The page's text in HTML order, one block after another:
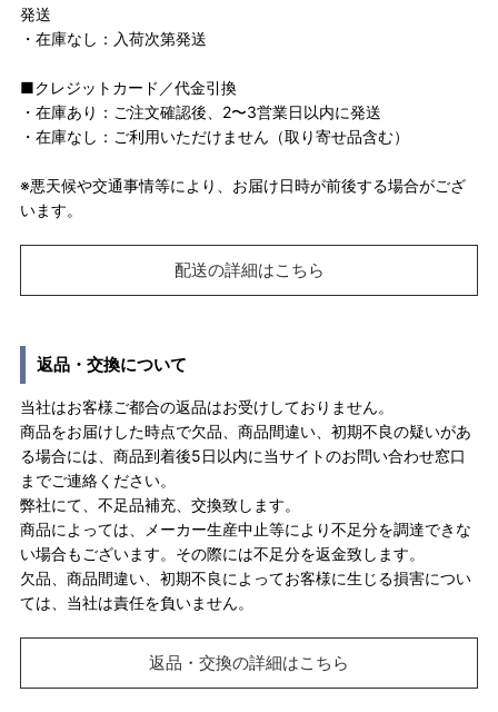
発送
・在庫なし：入荷次第発送
■クレジットカード／代金引換
・在庫あり：ご注文確認後、2〜3営業日以内に発送
・在庫なし：ご利用いただけません（取り寄せ品含む）
※悪天候や交通事情等により、お届け日時が前後する場合がござ
います。
配送の詳細はこちら
返品・交換について
当社はお客様ご都合の返品はお受けしておりません。
商品をお届けした時点で欠品、商品間違い、初期不良の疑いがあ
る場合には、商品到着後5日以内に当サイトのお問い合わせ窓口
までご連絡ください。
弊社にて、不足品補充、交換致します。
商品によっては、メーカー生産中止等により不足分を調達できな
い場合もございます。その際には不足分を返金致します。
欠品、商品間違い、初期不良によってお客様に生じる損害につい
ては、当社は責任を負いません。
返品・交換の詳細はこちら